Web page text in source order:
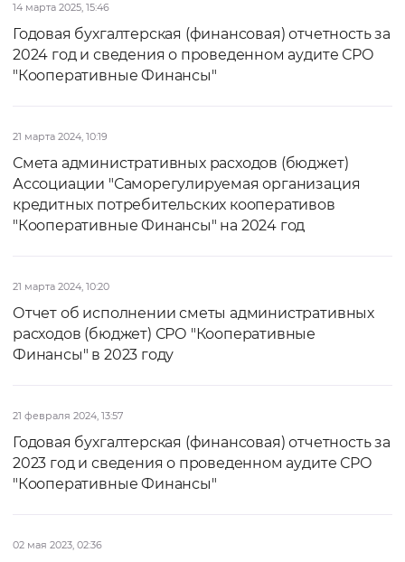
14 марта 2025, 15:46
Годовая бухгалтерская (финансовая) отчетность за
2024 год и сведения о проведенном аудите СРО
"Кооперативные Финансы"
21 марта 2024, 10:19
Смета административных расходов (бюджет)
Ассоциации "Саморегулируемая организация
кредитных потребительских кооперативов
"Кооперативные Финансы" на 2024 год
21 марта 2024, 10:20
Отчет об исполнении сметы административных
расходов (бюджет) СРО "Кооперативные
Финансы" в 2023 году
21 февраля 2024, 13:57
Годовая бухгалтерская (финансовая) отчетность за
2023 год и сведения о проведенном аудите СРО
"Кооперативные Финансы"
02 мая 2023, 02:36